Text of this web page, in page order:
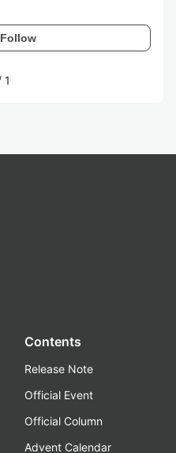
Follow
1
Contents
Release Note
Official Event
Official Column
Advent Calendar